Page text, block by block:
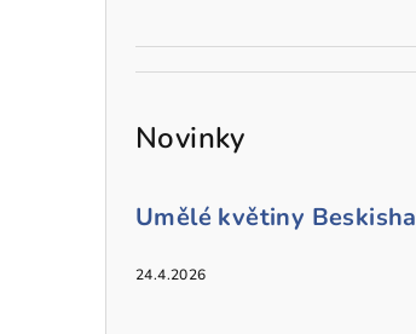
Novinky
Umělé květiny Beskisha
24.4.2026